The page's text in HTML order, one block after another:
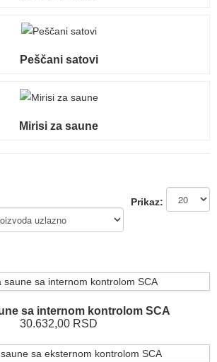
Peščani satovi
Mirisi za saune
Prikaz:
sa internom kontrolom SCA
30.632,00 RSD